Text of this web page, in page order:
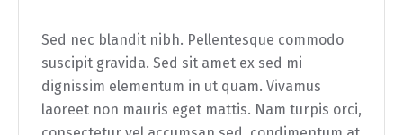
Sed nec blandit nibh. Pellentesque commodo
suscipit gravida. Sed sit amet ex sed mi
dignissim elementum in ut quam. Vivamus
laoreet non mauris eget mattis. Nam turpis orci,